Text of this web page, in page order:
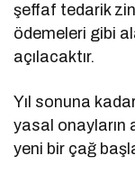
şeffaf tedarik
ödemeleri gibi
açılacaktır.
Yıl sonuna
yasal onayların
yeni bir çağ